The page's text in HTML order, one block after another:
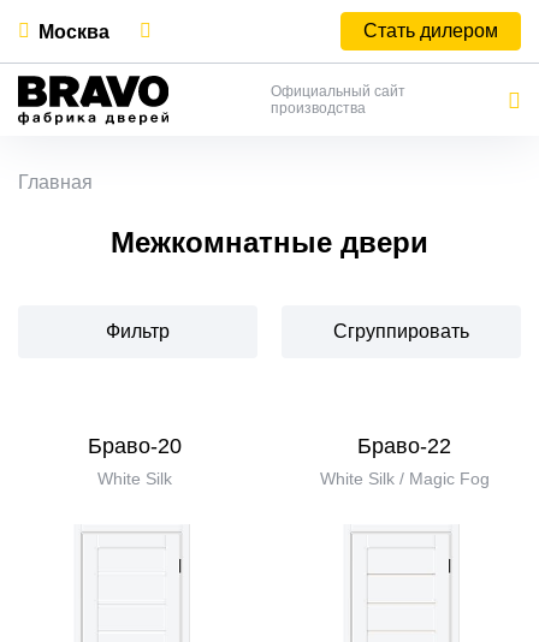
Москва Стать дилером
Официальный сайт
производства
Главная
Межкомнатные двери
Фильтр Сгруппировать
Браво-20
White Silk
Браво-22
White Silk / Magic Fog